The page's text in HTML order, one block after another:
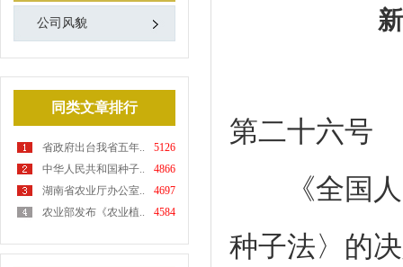
公司风貌
同类文章排行
5126
省政府出台我省五年..
4866
中华人民共和国种子..
4697
湖南省农业厅办公室..
4584
农业部发布《农业植..
第二十六号
《全国人
种子法〉的